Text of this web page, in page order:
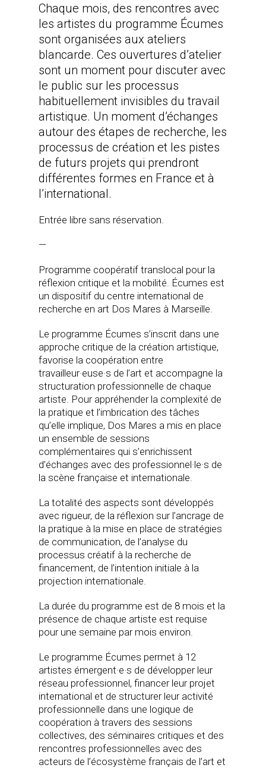
Chaque mois, des rencontres avec
les artistes du programme Écumes
sont organisées aux ateliers
blancarde. Ces ouvertures d’atelier
sont un moment pour discuter avec
le public sur les processus
habituellement invisibles du travail
artistique. Un moment d’échanges
autour des étapes de recherche, les
processus de création et les pistes
de futurs projets qui prendront
différentes formes en France et à
l’international.
Entrée libre sans réservation.
—
Programme coopératif translocal pour la
réflexion critique et la mobilité. Écumes est
un dispositif du centre international de
recherche en art Dos Mares à Marseille.
Le programme Écumes s’inscrit dans une
approche critique de la création artistique,
favorise la coopération entre
travailleur·euse·s de l’art et accompagne la
structuration professionnelle de chaque
artiste. Pour appréhender la complexité de
la pratique et l’imbrication des tâches
qu’elle implique, Dos Mares a mis en place
un ensemble de sessions
complémentaires qui s’enrichissent
d’échanges avec des professionnel·le·s de
la scène française et internationale.
La totalité des aspects sont développés
avec rigueur, de la réflexion sur l’ancrage de
la pratique à la mise en place de stratégies
de communication, de l’analyse du
processus créatif à la recherche de
financement, de l’intention initiale à la
projection internationale.
La durée du programme est de 8 mois et la
présence de chaque artiste est requise
pour une semaine par mois environ.
Le programme Écumes permet à 12
artistes émergent·e·s de développer leur
réseau professionnel, financer leur projet
international et de structurer leur activité
professionnelle dans une logique de
coopération à travers des sessions
collectives, des séminaires critiques et des
rencontres professionnelles avec des
acteurs de l’écosystème français de l’art et